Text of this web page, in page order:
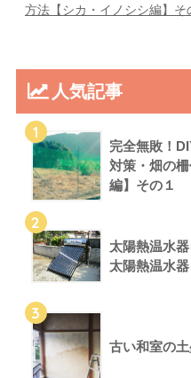
方法【シカ・イノシシ編】そ
人気記事
1
完全無敗！
対策・畑の
編】その１
2
太陽熱温水
太陽熱温水
3
古い和室の